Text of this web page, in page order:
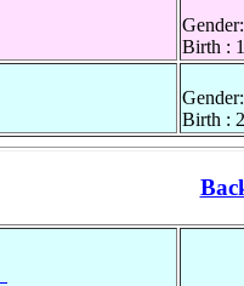
Birth :
Birth :